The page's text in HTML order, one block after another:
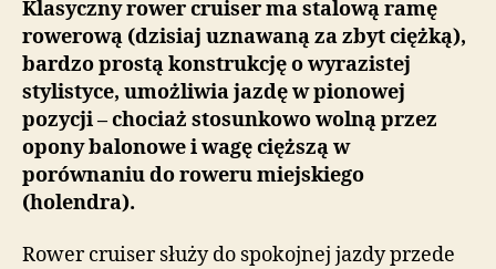
Klasyczny rower cruiser ma stalową ramę
rowerową (dzisiaj uznawaną za zbyt ciężką),
bardzo prostą konstrukcję o wyrazistej
stylistyce, umożliwia jazdę w pionowej
pozycji – chociaż stosunkowo wolną przez
opony balonowe i wagę cięższą w
porównaniu do roweru miejskiego
(holendra).
Rower cruiser służy do spokojnej jazdy przede